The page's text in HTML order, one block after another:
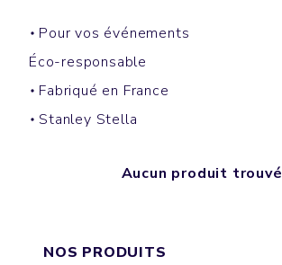
Pour vos événements
Éco-responsable
Fabriqué en France
Stanley Stella
Aucun produit trouvé
NOS PRODUITS